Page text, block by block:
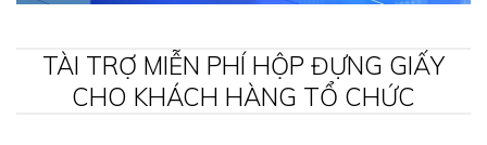
TÀI TRỢ MIỄN PHÍ HỘP ĐỰNG GIẤY
CHO KHÁCH HÀNG TỔ CHỨC